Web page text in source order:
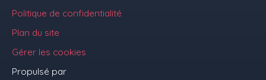
Politique de confidentialité
Plan du site
Gérer les cookies
Propulsé par